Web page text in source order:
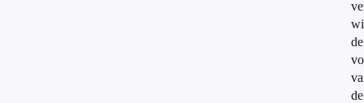
de
de